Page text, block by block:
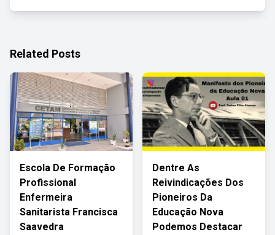
Related Posts
Escola De Formação
Profissional
Enfermeira
Sanitarista Francisca
Saavedra
Dentre As
Reivindicações Dos
Pioneiros Da
Educação Nova
Podemos Destacar